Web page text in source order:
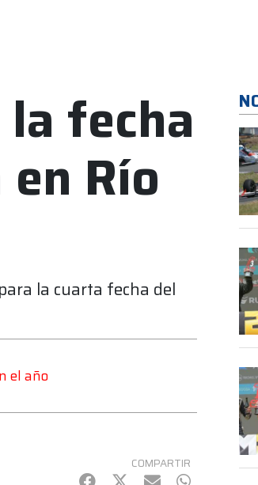
fecha
Río
la cuarta fecha del
el año
COMPARTIR